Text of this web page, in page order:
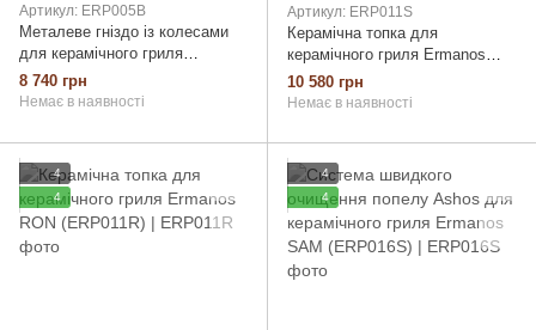
Артикул: ERP005B
Металеве гніздо із колесами
для керамічного гриля
Ermanos BEN (ERP005B)
8 740 грн
Немає в наявності
Артикул: ERP011S
Керамічна топка для
керамічного гриля Ermanos
SAM (ERP011S)
10 580 грн
Немає в наявності
4
4
4
4